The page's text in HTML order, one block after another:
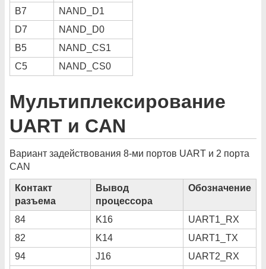
B7
NAND_D1
D7
NAND_D0
B5
NAND_CS1
C5
NAND_CS0
Мультиплексирование
UART и CAN
Вариант задействования 8-ми портов UART и 2 порта
CAN
Контакт
разъема
Вывод
процессора
Обозначение
84 K16
UART1_RX
82
K14
UART1_TX
94
J16
UART2_RX